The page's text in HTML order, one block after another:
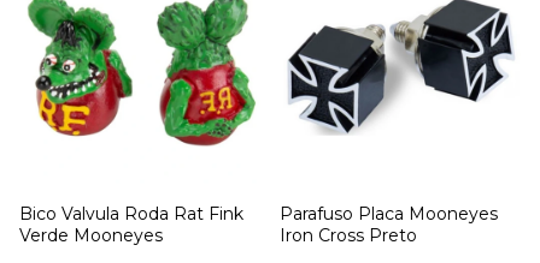
Bico Valvula Roda Rat Fink
Verde Mooneyes
Parafuso Placa Mooneyes
Iron Cross Preto